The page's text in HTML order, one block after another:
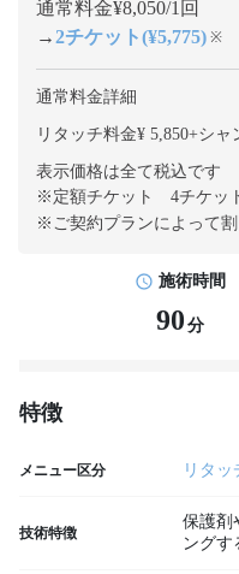
通常料金¥8,050/1回
→2チケット(¥5,775) ※
通常料金詳細
リタッチ料金¥ 5,850+シャ
表示価格は全て税込です
※定額チケット 4チケッ
※ご契約プランによって
施術時間
90 分
特徴
メニュー区分 リタッ
技術特徴
保護剤
ングす